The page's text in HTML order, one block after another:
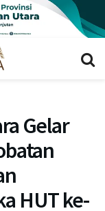
Gelar
HUT ke-